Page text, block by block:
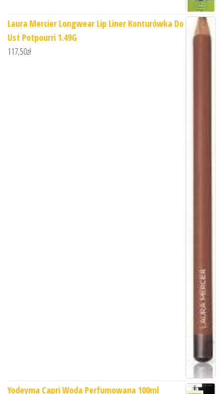
Laura Mercier Longwear Lip Liner Konturówka Do
Ust Potpourri 1.49G
117,50zł
Yodeyma Capri Woda Perfumowana 100ml